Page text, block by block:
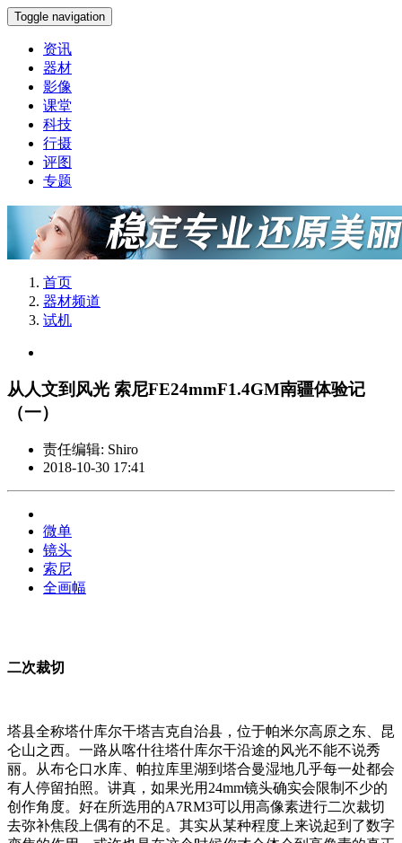
Toggle navigation
资讯
器材
影像
课堂
科技
行摄
评图
专题
首页
器材频道
试机
从人文到风光 索尼FE24mmF1.4GM南疆体验记
（一）
责任编辑: Shiro
2018-10-30 17:41
微单
镜头
索尼
全画幅
二次裁切
塔县全称塔什库尔干塔吉克自治县，位于帕米尔高原之东、昆
仑山之西。一路从喀什往塔什库尔干沿途的风光不能不说秀
丽。从布仑口水库、帕拉库里湖到塔合曼湿地几乎每一处都会
有人停留拍照。讲真，如果光用24mm镜头确实会限制不少的
创作角度。好在所选用的A7RM3可以用高像素进行二次裁切
去弥补焦段上偶有的不足。其实从某种程度上来说起到了数字